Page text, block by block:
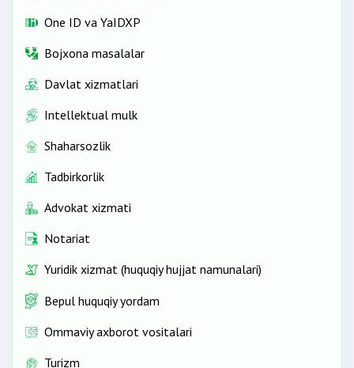
One ID vа YaIDXP
Bojxona masalalar
Davlat xizmatlari
Intellektual mulk
Shaharsozlik
Tadbirkorlik
Advokat xizmati
Notariat
Yuridik xizmat (huquqiy hujjat namunalari)
Bepul huquqiy yordam
Ommaviy axborot vositalari
Turizm